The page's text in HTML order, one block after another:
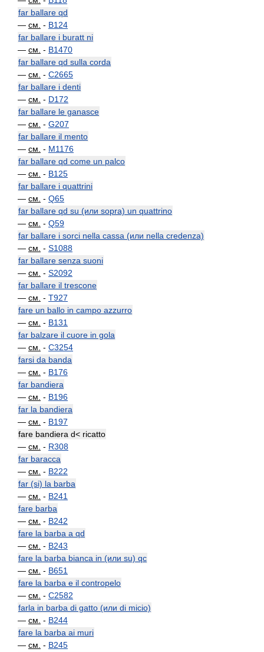
far ballare qd
— см. - B124
far ballare i buratt ni
— см. - B1470
far ballare qd sulla corda
— см. - C2665
far ballare i denti
— см. - D172
far ballare le ganasce
— см. - G207
far ballare il mento
— см. - M1176
far ballare qd come un palco
— см. - B125
far ballare i quattrini
— см. - Q65
far ballare qd su (или sopra) un quattrino
— см. - Q59
far ballare i sorci nella cassa (или nella credenza)
— см. - S1088
far ballare senza suoni
— см. - S2092
far ballare il trescone
— см. - T927
fare un ballo in campo azzurro
— см. - B131
far balzare il cuore in gola
— см. - C3254
farsi da banda
— см. - B176
far bandiera
— см. - B196
far la bandiera
— см. - B197
fare bandiera d< ricatto
— см. - R308
far baracca
— см. - B222
far (si) la barba
— см. - B241
fare barba
— см. - B242
fare la barba a qd
— см. - B243
fare la barba bianca in (или su) qc
— см. - B651
fare la barba e il contropelo
— см. - C2582
farla in barba di gatto (или di micio)
— см. - B244
fare la barba ai muri
— см. - B245